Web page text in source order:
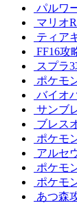
パルワ
マリオ
ティア
FF16攻
スプラ
ポケモ
バイオ
サンブ
ブレス
ポケモ
アルセ
ポケモ
ポケモ
あつ森